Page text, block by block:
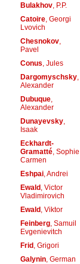
Bulakhov, P.P.
Catoire, Georgi
Lvovich
Chesnokov,
Pavel
Conus , Jules
Dargomyschsky,
Alexander
Dubuque,
Alexander
Dunayevsky,
Isaak
Eckhardt-
Gramatté, Sophie
Carmen
Eshpai, Andrei
Ewald, Victor
Vladimirovich
Ewald, Viktor
Feinberg, Samuil
Evgenievitch
Frid, Grigori
Galynin, German